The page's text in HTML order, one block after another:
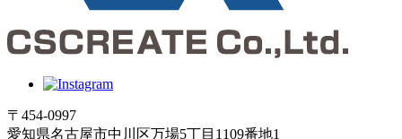
〒454-0997
愛知県名古屋市中川区万場5丁目1109番地1